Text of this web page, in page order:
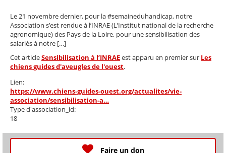
Le 21 novembre dernier, pour la #semaineduhandicap, notre
Association s’est rendue à l’INRAE (L’Institut national de la recherche
agronomique) des Pays de la Loire, pour une sensibilisation des
salariés à notre […]
Cet articleSensibilisation à l’INRAEest apparu en premier sur Les
chiens guides d'aveugles de l'ouest.
Lien:
https://www.chiens-guides-ouest.org/actualites/vie-
association/sensibilisation-a…
Type d'association_id:
18
Faire un don